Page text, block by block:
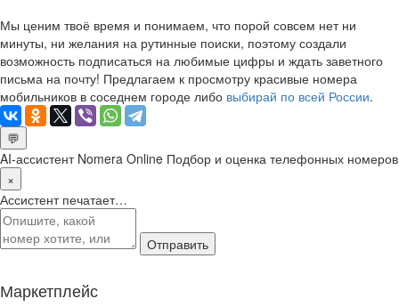
Мы ценим твоё время и понимаем, что порой совсем нет ни
минуты, ни желания на рутинные поиски, поэтому создали
возможность подписаться на любимые цифры и ждать заветного
письма на почту! Предлагаем к просмотру красивые номера
мобильников в соседнем городе либо выбирай по всей России.
💬
AI-ассистент Nomera Online Подбор и оценка телефонных номеров
×
Ассистент печатает…
Отправить
Маркетплейс